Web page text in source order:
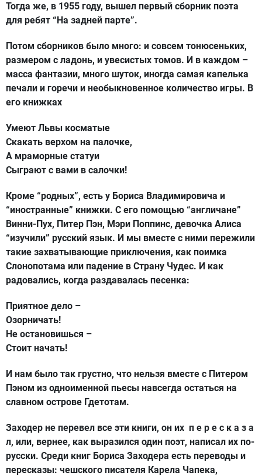
Тогда же, в 1955 году, вышел первый сборник поэта
для ребят “На задней парте”.
Потом сборников было много: и совсем тонюсеньких,
размером с ладонь, и увесистых томов. И в каждом –
масса фантазии, много шуток, иногда самая капелька
печали и горечи и необыкновенное количество игры. В
его книжках
Умеют Львы косматые
Скакать верхом на палочке,
А мраморные статуи
Сыграют с вами в салочки!
Кроме “родных”, есть у Бориса Владимировича и
“иностранные” книжки. С его помощью “англичане”
Винни-Пух, Питер Пэн, Мэри Поппинс, девочка Алиса
“изучили” русский язык. И мы вместе с ними пережили
такие захватывающие приключения, как поимка
Слонопотама или падение в Страну Чудес. И как
радовались, когда раздавалась песенка:
Приятное дело –
Озорничать!
Не остановишься –
Стоит начать!
И нам было так грустно, что нельзя вместе с Питером
Пэном из одноименной пьесы навсегда остаться на
славном острове Гдетотам.
Заходер не перевел все эти книги, он их п е р е с к а з а
л, или, вернее, как выразился один поэт, написал их по-
русски. Среди книг Бориса Заходера есть переводы и
пересказы: чешского писателя Карела Чапека,